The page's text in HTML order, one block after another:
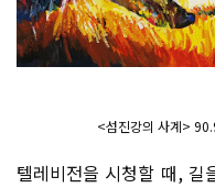
<섬진강의 사계>
텔레비전을 시청할 때, 길